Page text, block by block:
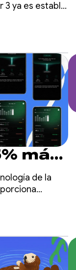
ya es estable.
una gran
ayudarte a
más
en
de la
usuarios en
(CGM)